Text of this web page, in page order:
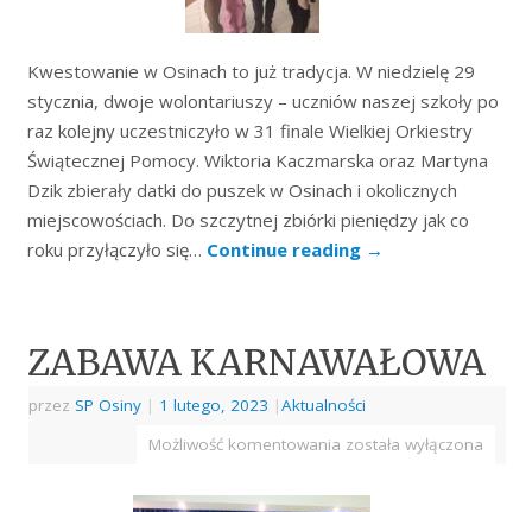
Kwestowanie w Osinach to już tradycja. W niedzielę 29
stycznia, dwoje wolontariuszy – uczniów naszej szkoły po
raz kolejny uczestniczyło w 31 finale Wielkiej Orkiestry
Świątecznej Pomocy. Wiktoria Kaczmarska oraz Martyna
Dzik zbierały datki do puszek w Osinach i okolicznych
miejscowościach. Do szczytnej zbiórki pieniędzy jak co
roku przyłączyło się… Continue reading →
ZABAWA KARNAWAŁOWA
przez SP Osiny | 1 lutego, 2023 |Aktualności
Możliwość komentowania została wyłączona